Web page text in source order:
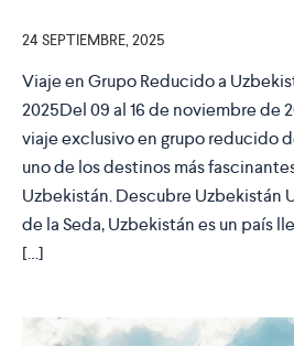
24 SEPTIEMBRE, 2025
Viaje en Grupo Reducido a
2025Del 09 al 16 de noviembre de
viaje exclusivo en grupo reducido
uno de los destinos más
Uzbekistán. Descubre Uzbekistán
de la Seda, Uzbekistán es un país
[…]